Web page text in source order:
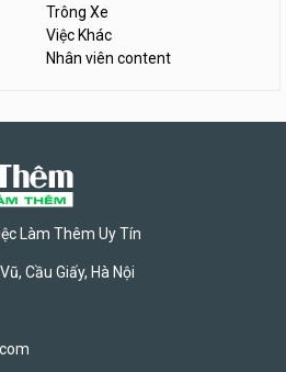
Trông Xe
Việc Khác
Nhân viên content
Làm Thêm Uy Tín
Cầu Giấy, Hà Nội